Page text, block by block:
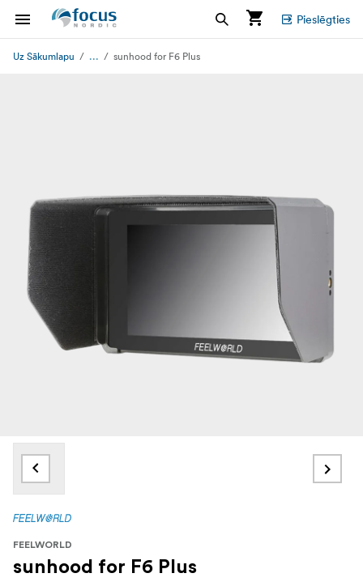
Pieslēgties
Uz Sākumlapu ... sunhood for F6 Plus
FEELWORLD
sunhood for F6 Plus